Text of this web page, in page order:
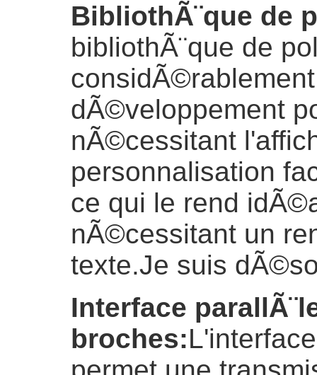
BibliothÃ¨que de
bibliothÃ¨que de
dÃ©veloppement
nÃ©cessitant
personnalisation
ce qui le rend
nÃ©cessitant un
texte.Je suis
Interface
broches: